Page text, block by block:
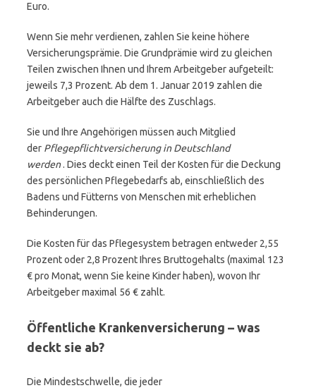
Euro.
Wenn Sie mehr verdienen, zahlen Sie keine höhere
Versicherungsprämie. Die Grundprämie wird zu gleichen
Teilen zwischen Ihnen und Ihrem Arbeitgeber aufgeteilt:
jeweils 7,3 Prozent. Ab dem 1. Januar 2019 zahlen die
Arbeitgeber auch die Hälfte des Zuschlags.
Sie und Ihre Angehörigen müssen auch Mitglied
der Pflegepflichtversicherung in Deutschland
werden. Dies deckt einen Teil der Kosten für die Deckung
des persönlichen Pflegebedarfs ab, einschließlich des
Badens und Fütterns von Menschen mit erheblichen
Behinderungen.
Die Kosten für das Pflegesystem betragen entweder 2,55
Prozent oder 2,8 Prozent Ihres Bruttogehalts (maximal 123
€ pro Monat, wenn Sie keine Kinder haben), wovon Ihr
Arbeitgeber maximal 56 € zahlt.
Öffentliche Krankenversicherung – was
deckt sie ab?
Die Mindestschwelle, die jeder